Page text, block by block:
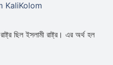
KaliKolom
ছিল ইসলামী রাষ্ট্র। এর অর্থ হল